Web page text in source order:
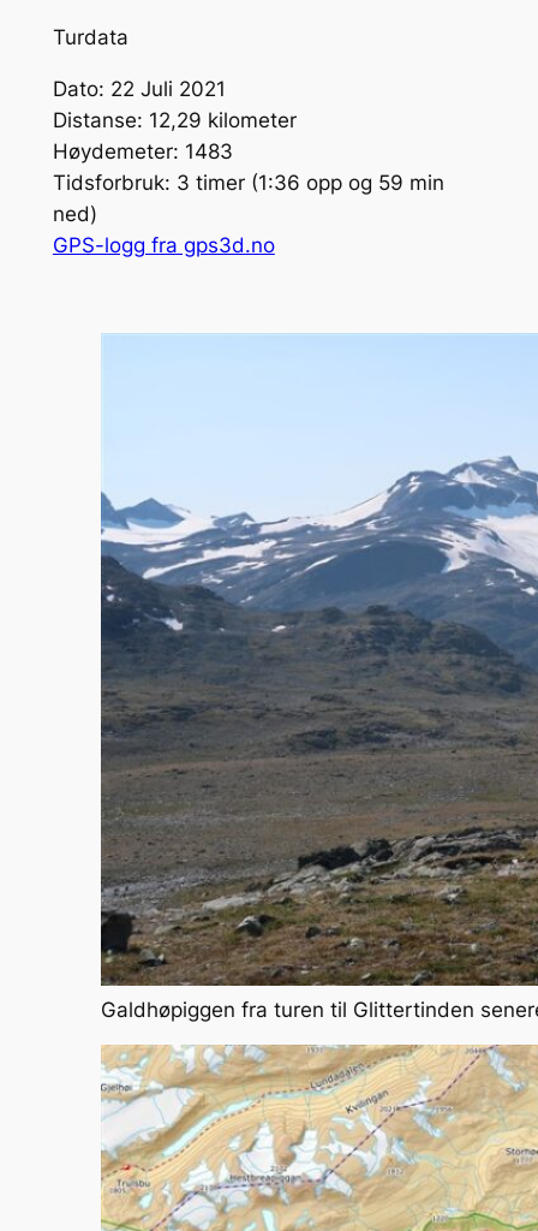
Turdata
Dato: 22 Juli 2021
Distanse: 12,29 kilometer
Høydemeter: 1483
Tidsforbruk: 3 timer (1:36 opp og 59 min
ned)
GPS-logg fra gps3d.no
Galdhøpiggen fra turen til Glittertinden